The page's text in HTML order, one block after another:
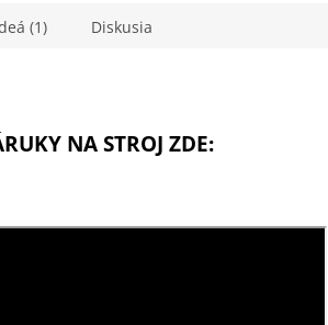
(1) Diskusia
NA STROJ ZDE: